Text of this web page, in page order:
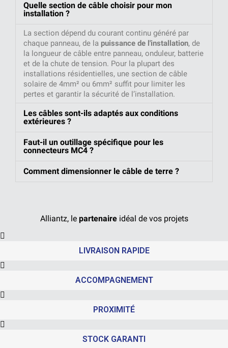
Quelle section de câble choisir pour mon
installation ?
La section dépend du courant continu généré par
chaque panneau, de la puissance de l'installation, de
la longueur de câble entre panneau, onduleur, batterie
et de la chute de tension. Pour la plupart des
installations résidentielles, une section de câble
solaire de 4mm² ou 6mm² suffit pour limiter les
pertes et garantir la sécurité de l’installation.
Les câbles sont-ils adaptés aux conditions
extérieures ?
Faut-il un outillage spécifique pour les
connecteurs MC4 ?
Comment dimensionner le câble de terre ?
Alliantz, le partenaireidéal de vos projets
LIVRAISON RAPIDE
ACCOMPAGNEMENT
PROXIMITÉ
STOCK GARANTI